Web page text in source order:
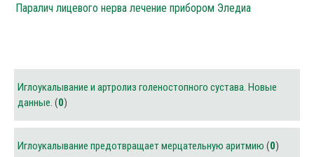
Паралич лицевого нерва лечение прибором Эледиа
Иглоукалывание и артролиз голеностопного сустава. Новые
данные. (0)
Иглоукалывание предотвращает мерцательную аритмию (0)